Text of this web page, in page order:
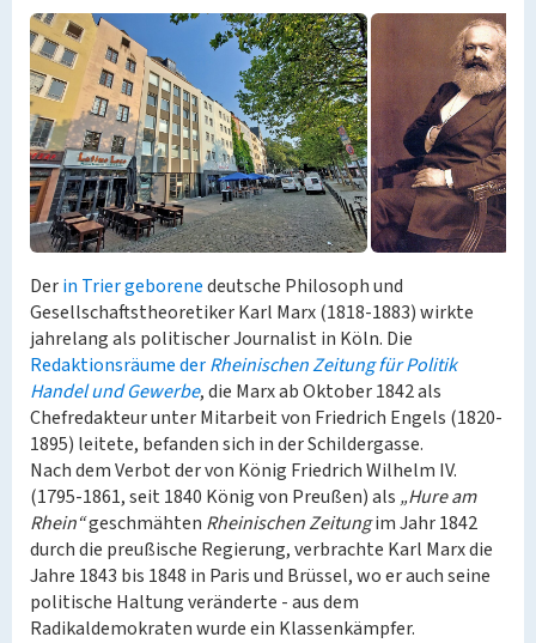
Derin Trier geborenedeutsche Philosoph und
Gesellschaftstheoretiker Karl Marx (1818-1883) wirkte
jahrelang als politischer Journalist in Köln. Die
Redaktionsräume derRheinischen Zeitung für Politik
Handel und Gewerbe, die Marx ab Oktober 1842 als
Chefredakteur unter Mitarbeit von Friedrich Engels (1820-
1895) leitete, befanden sich in der Schildergasse.
Nach dem Verbot der von König Friedrich Wilhelm IV.
(1795-1861, seit 1840 König von Preußen) als „Hure am
Rhein“geschmähten Rheinischen Zeitungim Jahr 1842
durch die preußische Regierung, verbrachte Karl Marx die
Jahre 1843 bis 1848 in Paris und Brüssel, wo er auch seine
politische Haltung veränderte - aus dem
Radikaldemokraten wurde ein Klassenkämpfer.